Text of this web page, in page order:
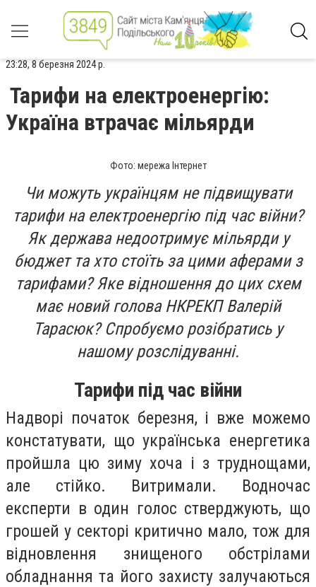
23:28, 8 березня 2024 р.
Тарифи на електроенергію:
Україна втрачає мільярди
Фото: мережа Інтернет
Чи можуть українцям не підвищувати
тарифи на електроенергію під час війни?
Як держава недоотримує мільярди у
бюджет та хто стоїть за цими аферами з
тарифами? Яке відношення до цих схем
має новий голова НКРЕКП Валерій
Тарасюк? Спробуємо розібратись у
нашому розслідуванні.
Тарифи під час війни
Надворі початок березня, і вже можемо
констатувати, що українська енергетика
пройшла цю зиму хоча і з труднощами,
але стійко. Витримали. Водночас
експерти в один голос стверджують, що
грошей у секторі критично мало, тож для
відновлення знищеного обстрілами
обладнання та його захисту залучаються